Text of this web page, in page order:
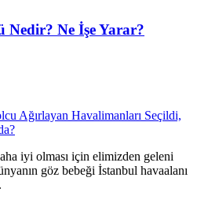
Ne İşe Yarar?
Ağırlayan Havalimanları Seçildi,
iyi olması için elimizden geleni
göz bebeği İstanbul havaalanı